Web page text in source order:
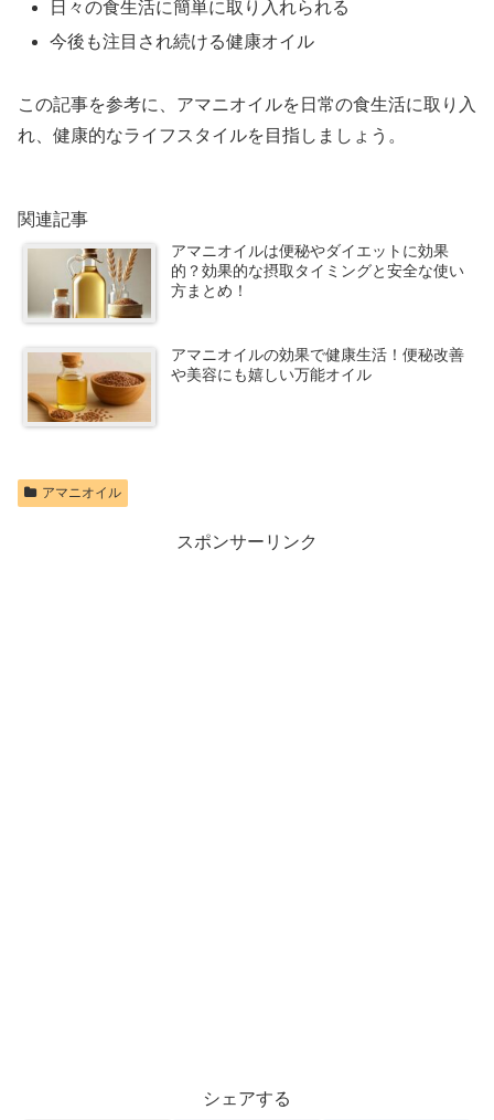
日々の食生活に簡単に取り入れられる
今後も注目され続ける健康オイル
この記事を参考に、アマニオイルを日常の食生活に取り入
れ、健康的なライフスタイルを目指しましょう。
関連記事
アマニオイルは便秘やダイエットに効果
的？効果的な摂取タイミングと安全な使い
方まとめ！
アマニオイルの効果で健康生活！便秘改善
や美容にも嬉しい万能オイル
アマニオイル
スポンサーリンク
シェアする